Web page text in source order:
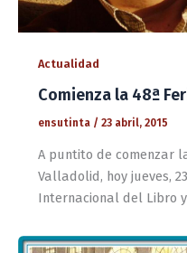
Actualidad
Comienza la 48ª
ensutinta / 23 abril, 2015
A puntito de comenzar
Valladolid, hoy jueves,
Internacional del Libro